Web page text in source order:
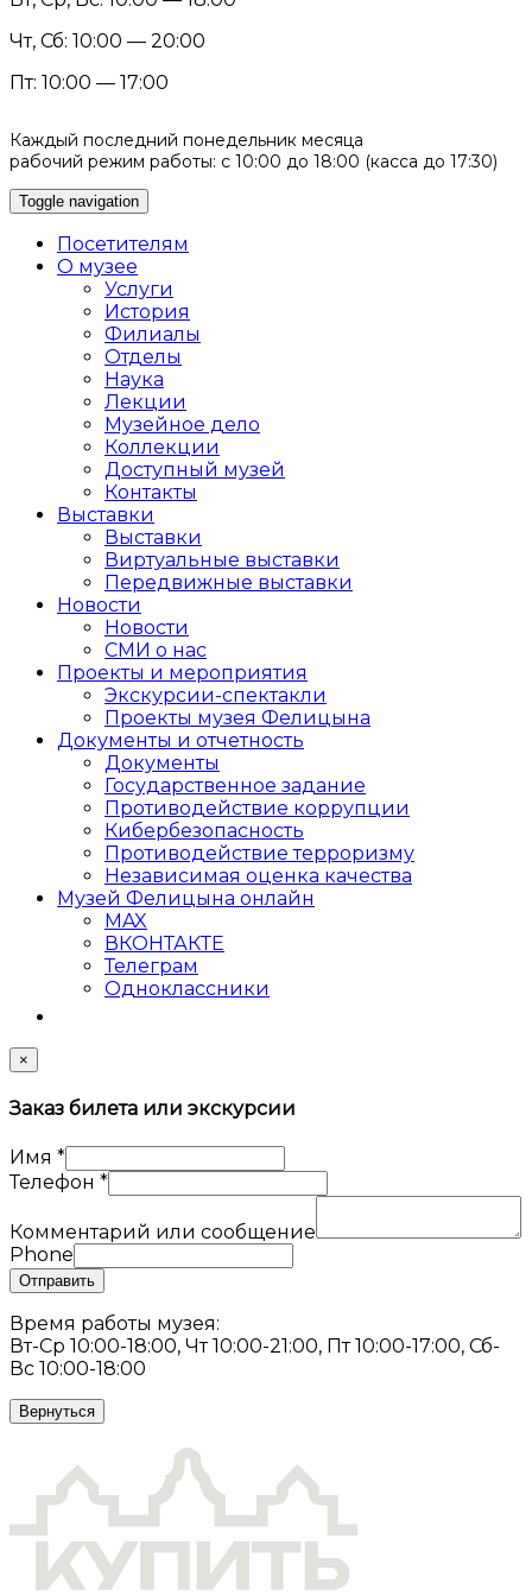
Чт, Сб: 10:00 — 20:00
Пт: 10:00 — 17:00
Каждый последний понедельник месяца
рабочий режим работы: с 10:00 до 18:00 (касса до 17:30)
Toggle navigation
Посетителям
О музее
Услуги
История
Филиалы
Отделы
Наука
Лекции
Музейное дело
Коллекции
Доступный музей
Контакты
Выставки
Выставки
Виртуальные выставки
Передвижные выставки
Новости
Новости
СМИ о нас
Проекты и мероприятия
Экскурсии-спектакли
Проекты музея Фелицына
Документы и отчетность
Документы
Государственное задание
Противодействие коррупции
Кибер­безопасность
Противодействие терроризму
Независимая оценка качества
Музей Фелицына онлайн
MAX
ВКОНТАКТЕ
Телеграм
Одноклассники
×
Заказ билета или экскурсии
Имя *
Телефон *
Комментарий или сообщение
Phone
Отправить
Время работы музея:
Вт-Ср 10:00-18:00, Чт 10:00-21:00, Пт 10:00-17:00, Сб-
Вс 10:00-18:00
Вернуться